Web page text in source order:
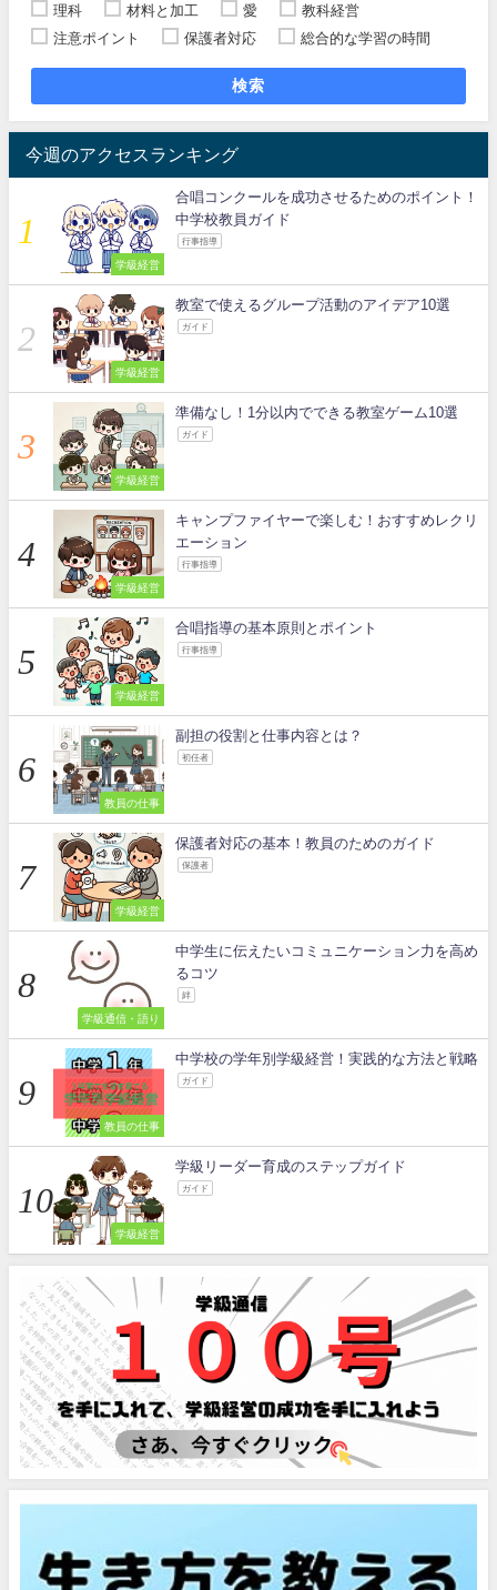
理科
材料と加工 愛
教科経営
注意ポイント
保護者対応 総合的な学習の時間
検索
今週のアクセスランキング
学級経営
合唱コンクールを成功させるためのポイント！
中学校教員ガイド
行事指導
学級経営
教室で使えるグループ活動のアイデア10選
ガイド
学級経営
準備なし！1分以内でできる教室ゲーム10選
ガイド
学級経営
キャンプファイヤーで楽しむ！おすすめレクリ
エーション
行事指導
学級経営
合唱指導の基本原則とポイント
行事指導
教員の仕事
副担の役割と仕事内容とは？
初任者
学級経営
保護者対応の基本！教員のためのガイド
保護者
学級通信・語り
中学生に伝えたいコミュニケーション力を高め
るコツ
絆
教員の仕事
中学校の学年別学級経営！実践的な方法と戦略
ガイド
学級経営
学級リーダー育成のステップガイド
ガイド